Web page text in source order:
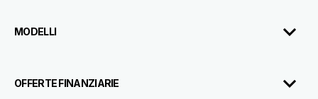
MODELLI
OFFERTE FINANZIARIE